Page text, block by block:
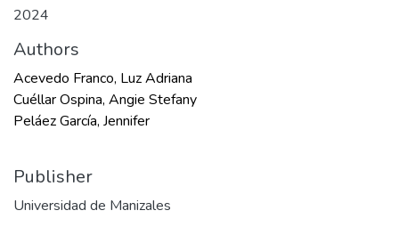
2024
Authors
Acevedo Franco, Luz Adriana
Cuéllar Ospina, Angie Stefany
Peláez García, Jennifer
Publisher
Universidad de Manizales